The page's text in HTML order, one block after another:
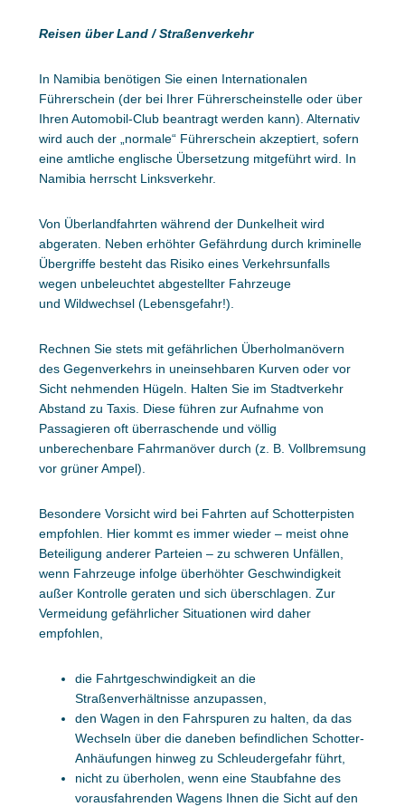
Reisen über Land / Straßenverkehr
In Namibia benötigen Sie einen Internationalen
Führerschein (der bei Ihrer Führerscheinstelle oder über
Ihren Automobil-Club beantragt werden kann). Alternativ
wird auch der „normale“ Führerschein akzeptiert, sofern
eine amtliche englische Übersetzung mitgeführt wird. In
Namibia herrscht Linksverkehr.
Von Überlandfahrten während der Dunkelheit wird
abgeraten. Neben erhöhter Gefährdung durch kriminelle
Übergriffe besteht das Risiko eines Verkehrsunfalls
wegen unbeleuchtet abgestellter Fahrzeuge
und Wildwechsel (Lebensgefahr!).
Rechnen Sie stets mit gefährlichen Überholmanövern
des Gegenverkehrs in uneinsehbaren Kurven oder vor
Sicht nehmenden Hügeln. Halten Sie im Stadtverkehr
Abstand zu Taxis. Diese führen zur Aufnahme von
Passagieren oft überraschende und völlig
unberechenbare Fahrmanöver durch (z. B. Vollbremsung
vor grüner Ampel).
Besondere Vorsicht wird bei Fahrten auf Schotterpisten
empfohlen. Hier kommt es immer wieder – meist ohne
Beteiligung anderer Parteien – zu schweren Unfällen,
wenn Fahrzeuge infolge überhöhter Geschwindigkeit
außer Kontrolle geraten und sich überschlagen. Zur
Vermeidung gefährlicher Situationen wird daher
empfohlen,
die Fahrtgeschwindigkeit an die
Straßenverhältnisse anzupassen,
den Wagen in den Fahrspuren zu halten, da das
Wechseln über die daneben befindlichen Schotter-
Anhäufungen hinweg zu Schleudergefahr führt,
nicht zu überholen, wenn eine Staubfahne des
vorausfahrenden Wagens Ihnen die Sicht auf den